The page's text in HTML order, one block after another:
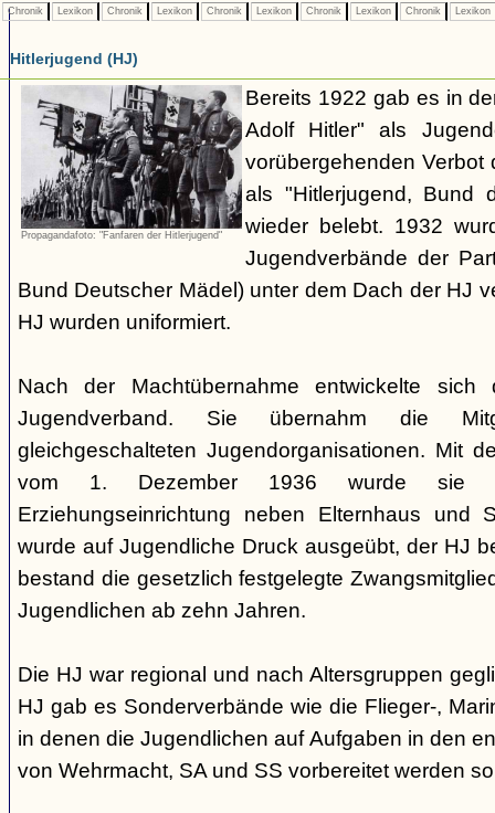
Chronik Lexikon Chronik Lexikon Chronik Lexikon Chronik Lexikon Chronik Lexikon
Hitlerjugend (HJ)
Propagandafoto: "Fanfaren der Hitlerjugend"
Bereits 1922 gab es in
Adolf Hitler" als
vorübergehenden Verbot
als "Hitlerjugend, Bund
wieder belebt. 1932
Jugendverbände der
Bund Deutscher Mädel) unter dem Dach der HJ
HJ wurden uniformiert.
Nach der Machtübernahme entwickelte
Jugendverband. Sie übernahm die
gleichgeschalteten Jugendorganisationen. Mit
vom 1. Dezember 1936 wurde sie
Erziehungseinrichtung neben Elternhaus und
wurde auf Jugendliche Druck ausgeübt, der HJ
bestand die gesetzlich festgelegte
Jugendlichen ab zehn Jahren.
Die HJ war regional und nach Altersgruppen
HJ gab es Sonderverbände wie die Flieger-,
in denen die Jugendlichen auf Aufgaben in den
von Wehrmacht, SA und SS vorbereitet werden